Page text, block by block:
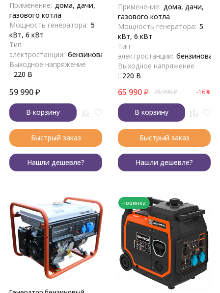
Применение: дома, дачи,
газового котла
Мощность генератора: 5
кВт, 6 кВт
Тип
электростанции: бензиновая
Выходное напряжение
: 220 В
59 990₽
В корзину
Быстрый заказ
Нашли дешевле?
Применение: дома, дачи,
газового котла
Мощность генератора: 5
кВт, 6 кВт
Тип
электростанции: бензиновая
Выходное напряжение
: 220 В
65 990₽ 78 990₽ -16%
В корзину
Быстрый заказ
Нашли дешевле?
новинка